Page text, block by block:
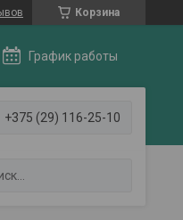
Корзина
График работы
+375 (29) 116-25-10